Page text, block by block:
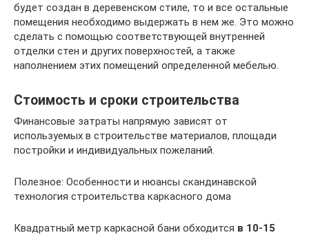
будет создан в деревенском стиле, то и все остальные
помещения необходимо выдержать в нем же. Это можно
сделать с помощью соответствующей внутренней
отделки стен и других поверхностей, а также
наполнением этих помещений определенной мебелью.
Стоимость и сроки строительства
Финансовые затраты напрямую зависят от
используемых в строительстве материалов, площади
постройки и индивидуальных пожеланий.
Полезное: Особенности и нюансы скандинавской
технология строительства каркасного дома
Квадратный метр каркасной бани обходится в 10-15